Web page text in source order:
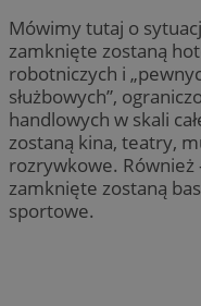
Mówimy tutaj o
zamknięte zostaną
robotniczych i
służbowych”,
handlowych w skali
zostaną kina, teatry,
rozrywkowe. Również
zamknięte zostaną
sportowe.